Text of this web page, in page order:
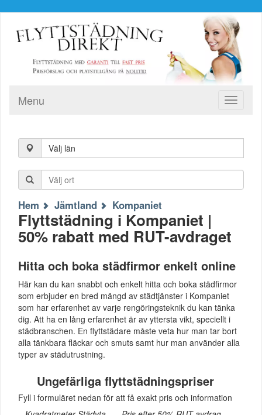
Toggle
Menu
Välj län
Hem Jämtland Kompaniet
Flyttstädning i Kompaniet |
50% rabatt med RUT-avdraget
Hitta och boka städfirmor enkelt online
Här kan du kan snabbt och enkelt hitta och boka städfirmor
som erbjuder en bred mängd av städtjänster i Kompaniet
som har erfarenhet av varje rengöringsteknik du kan tänka
dig. Att ha en lång erfarenhet är av yttersta vikt, speciellt i
städbranschen. En flyttstädare måste veta hur man tar bort
alla tänkbara fläckar och smuts samt hur man använder alla
typer av städutrustning.
Ungefärliga flyttstädningspriser
Fyll i formuläret nedan för att få exakt pris och information